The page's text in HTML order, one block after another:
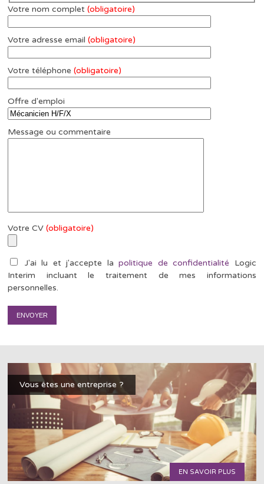
Votre nom complet(obligatoire)
Votre adresse email(obligatoire)
Votre téléphone(obligatoire)
Offre d'emploi
Message ou commentaire
Votre CV(obligatoire)
J'ai lu et j'accepte lapolitique de confidentialité Logic
Interim incluant le traitement de mes informations
personnelles.
Vous êtes une entreprise ?
EN SAVOIR PLUS